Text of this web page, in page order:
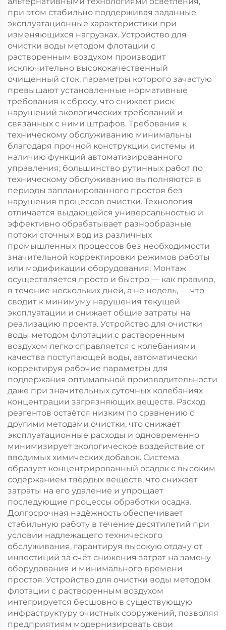
при этом стабильно поддерживая заданные
эксплуатационные характеристики при
изменяющихся нагрузках. Устройство для
очистки воды методом флотации с
растворенным воздухом производит
исключительно высококачественный
очищенный сток, параметры которого зачастую
превышают установленные нормативные
требования к сбросу, что снижает риск
нарушений экологических требований и
связанных с ними штрафов. Требования к
техническому обслуживанию минимальны
благодаря прочной конструкции системы и
наличию функций автоматизированного
управления; большинство рутинных работ по
техническому обслуживанию выполняются в
периоды запланированного простоя без
нарушения процессов очистки. Технология
отличается выдающейся универсальностью и
эффективно обрабатывает разнообразные
потоки сточных вод из различных
промышленных процессов без необходимости
значительной корректировки режимов работы
или модификации оборудования. Монтаж
осуществляется просто и быстро — как правило,
в течение нескольких дней, а не недель, — что
сводит к минимуму нарушения текущей
эксплуатации и снижает общие затраты на
реализацию проекта. Устройство для очистки
воды методом флотации с растворенным
воздухом легко справляется с колебаниями
качества поступающей воды, автоматически
корректируя рабочие параметры для
поддержания оптимальной производительности
даже при значительных суточных колебаниях
концентрации загрязняющих веществ. Расход
реагентов остаётся низким по сравнению с
другими методами очистки, что снижает
эксплуатационные расходы и одновременно
минимизирует экологическое воздействие от
вводимых химических добавок. Система
образует концентрированный осадок с высоким
содержанием твёрдых веществ, что снижает
затраты на его удаление и упрощает
последующие процессы обработки осадка.
Долгосрочная надёжность обеспечивает
стабильную работу в течение десятилетий при
условии надлежащего технического
обслуживания, гарантируя высокую отдачу от
инвестиций за счёт снижения затрат на замену
оборудования и минимального времени
простоя. Устройство для очистки воды методом
флотации с растворенным воздухом
интегрируется бесшовно в существующую
инфраструктуру очистных сооружений, позволяя
предприятиям модернизировать свои